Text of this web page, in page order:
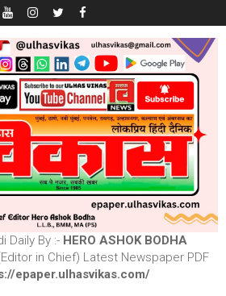
Daily By :- HERO ASHOK BODHA
in Chief) Latest Newspaper PDF
epaper.ulhasvikas.com/